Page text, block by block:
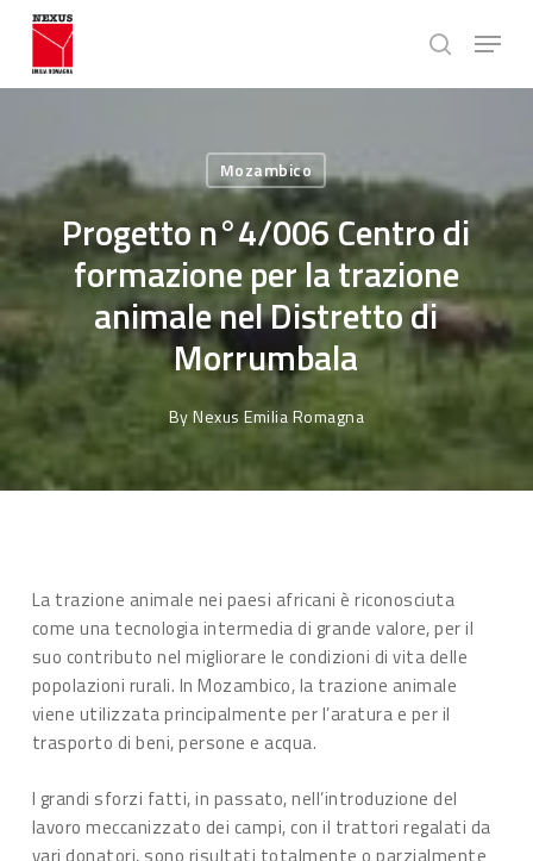
Skip
main
search
Menu
Mozambico
Progetto n°4/006 Centro di
formazione per la trazione
animale nel Distretto di
Morrumbala
By Nexus Emilia Romagna
La trazione animale nei paesi africani è riconosciuta
come una tecnologia intermedia di grande valore, per il
suo contributo nel migliorare le condizioni di vita delle
popolazioni rurali. In Mozambico, la trazione animale
viene utilizzata principalmente per l’aratura e per il
trasporto di beni, persone e acqua.
I grandi sforzi fatti, in passato, nell’introduzione del
lavoro meccanizzato dei campi, con il trattori regalati da
vari donatori, sono risultati totalmente o parzialmente